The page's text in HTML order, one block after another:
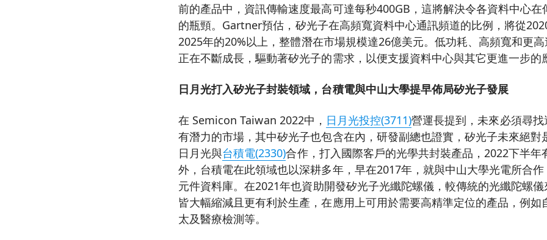
前的產品中，資訊傳輸速度最高可達每秒400GB，這將解決令各資料中心
的瓶頸。Gartner預估，矽光子在高頻寬資料中心通訊頻道的比例，將從
2025年的20%以上，整體潛在市場規模達26億美元。低功耗、高頻寬和更
正在不斷成長，驅動著矽光子的需求，以便支援資料中心與其它更進一步的
日月光打入矽光子封裝領域，台積電與中山大學提早佈局矽光子發展
在 Semicon Taiwan 2022中， 日月光投控(3711)營運長提到，未來必須尋
有潛力的市場，其中矽光子也包含在內，研發副總也證實，矽光子未來絕對
日月光與台積電(2330)合作，打入國際客戶的光學共封裝產品，2022下半年
外，台積電在此領域也以深耕多年，早在2017年，就與中山大學光電所合
元件資料庫。在2021年也資助開發矽光子光纖陀螺儀，較傳統的光纖陀螺
皆大幅縮減且更有利於生產，在應用上可用於需要高精準定位的產品，例如
太及醫療檢測等。